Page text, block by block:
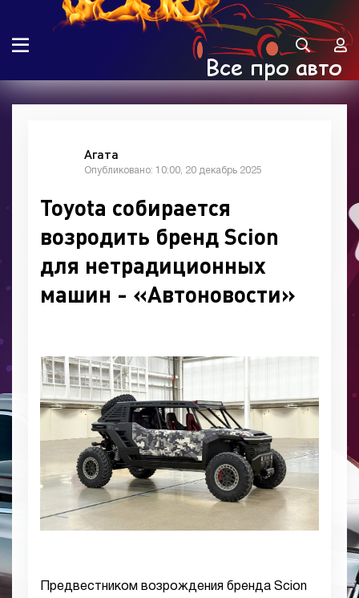
Агата
Опубликовано: 10:00, 20 декабрь 2025
Toyota собирается
возродить бренд Scion
для нетрадиционных
машин - «Автоновости»
Предвестником возрождения бренда Scion